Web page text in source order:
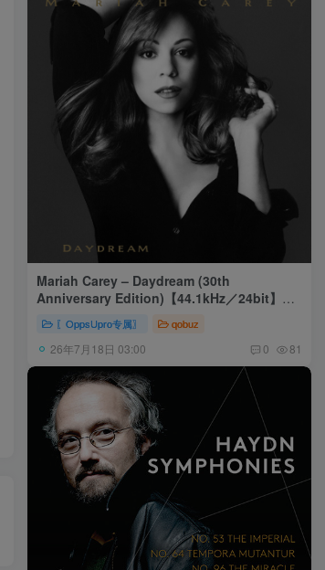
Mariah Carey – Daydream (30th
Anniversary Edition)【44.1kHz／24bit】美
〖OppsUpro专属〗 qobuz
26年7月18日 03:00 0 81